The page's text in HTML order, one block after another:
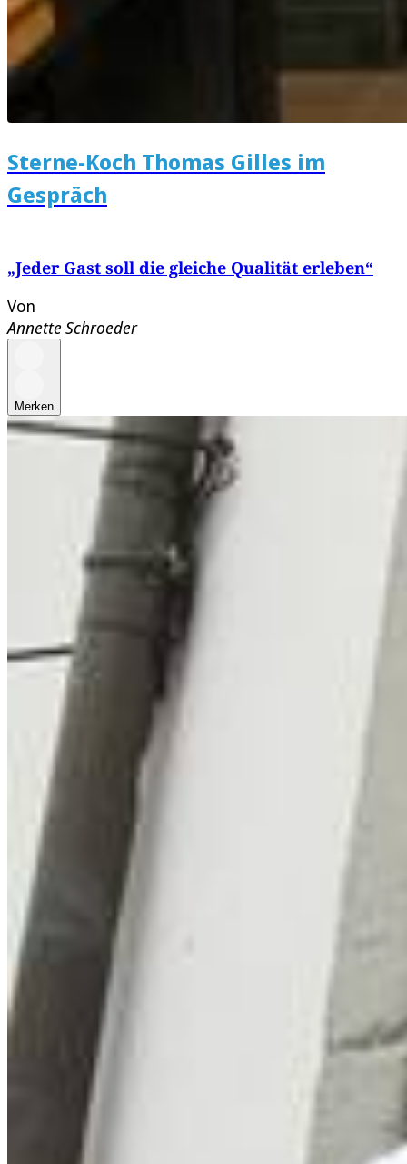
Sterne-Koch Thomas Gilles im
Gespräch
„Jeder Gast soll die gleiche Qualität erleben“
Von
Annette Schroeder
Merken